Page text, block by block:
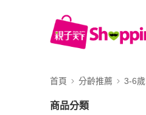
首頁 分齡推薦 3-6歲
商品分類